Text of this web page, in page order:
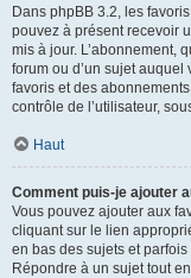
Dans phpBB 3.2, les
pouvez à présent recevoir
mis à jour. L’abonnement,
forum ou d’un sujet
favoris et des
contrôle de l’utilisateur,
Haut
Comment puis-je ajouter
Vous pouvez ajouter aux
cliquant sur le lien
en bas des sujets et
Répondre à un sujet tout